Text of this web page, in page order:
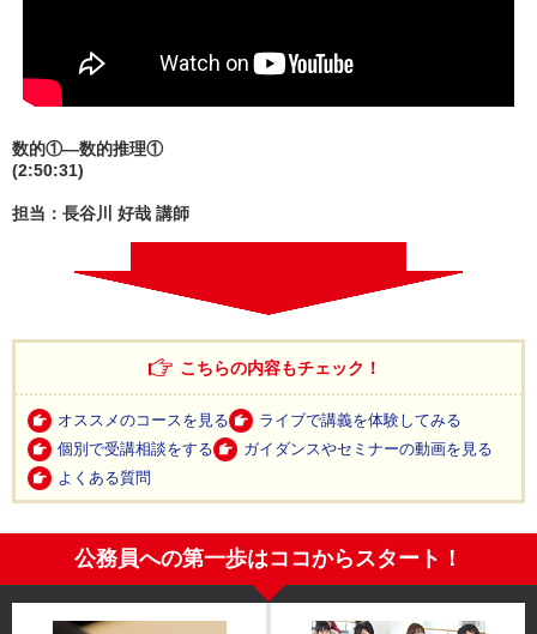
数的①—数的推理①
(2:50:31)
担当：長谷川 好哉 講師
こちらの内容もチェック！
オススメのコースを見る
ライブで講義を体験してみる
個別で受講相談をする
ガイダンスやセミナーの動画を見る
よくある質問
公務員への第一歩はココからスタート！